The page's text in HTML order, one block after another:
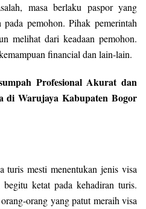
masa berlaku paspor yang
pemohon. Pihak pemerintah
melihat dari keadaan pemohon.
financial dan lain-lain.
Profesional Akurat dan
di Warujaya Kabupaten Bogor
turis mesti menentukan jenis visa
ketat pada kehadiran turis.
orang yang patut meraih visa